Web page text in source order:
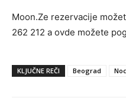
Moon.Ze rezervacije
262 212 a ovde možete
KLJUČNE REČI Beograd